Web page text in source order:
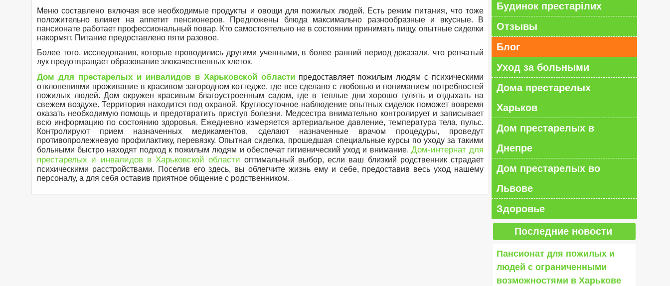
Меню составлено включая все необходимые продукты и овощи для пожилых людей. Есть режим питания, что тоже
положительно влияет на аппетит пенсионеров. Предложены блюда максимально разнообразные и вкусные. В
пансионате работает профессиональный повар. Кто самостоятельно не в состоянии принимать пищу, опытные сиделки
накормят. Питание предоставлено пяти разовое.
Более того, исследования, которые проводились другими ученными, в более ранний период доказали, что репчатый
лук предотвращает образование злокачественных клеток.
Дом для престарелых и инвалидов в Харьковской области предоставляет пожилым людям с психическими
отклонениями проживание в красивом загородном коттедже, где все сделано с любовью и пониманием потребностей
пожилых людей. Дом окружен красивым благоустроенным садом, где в теплые дни хорошо гулять и отдыхать на
свежем воздухе. Территория находится под охраной. Круглосуточное наблюдение опытных сиделок поможет вовремя
оказать необходимую помощь и предотвратить приступ болезни. Медсестра внимательно контролирует и записывает
всю информацию по состоянию здоровья. Ежедневно измеряется артериальное давление, температура тела, пульс.
Контролируют прием назначенных медикаментов, сделают назначенные врачом процедуры, проведут
противопролежневую профилактику, перевязку. Опытная сиделка, прошедшая специальные курсы по уходу за такими
больными быстро находят подход к пожилым людям и обеспечат гигиенический уход и внимание. Дом-интернат для
престарелых и инвалидов в Харьковской области оптимальный выбор, если ваш близкий родственник страдает
психическими расстройствами. Поселив его здесь, вы облегчите жизнь ему и себе, предоставив весь уход нашему
персоналу, а для себя оставив приятное общение с родственником.
Будинок престарілих
Отзывы
Блог
Уход за больными
Дома престарелых
Харьков
Дом престарелых в
Днепре
Дом престарелых во
Львове
Здоровье
Последние новости
Пансионат для пожилых и
людей с ограниченными
возможностями в Харькове